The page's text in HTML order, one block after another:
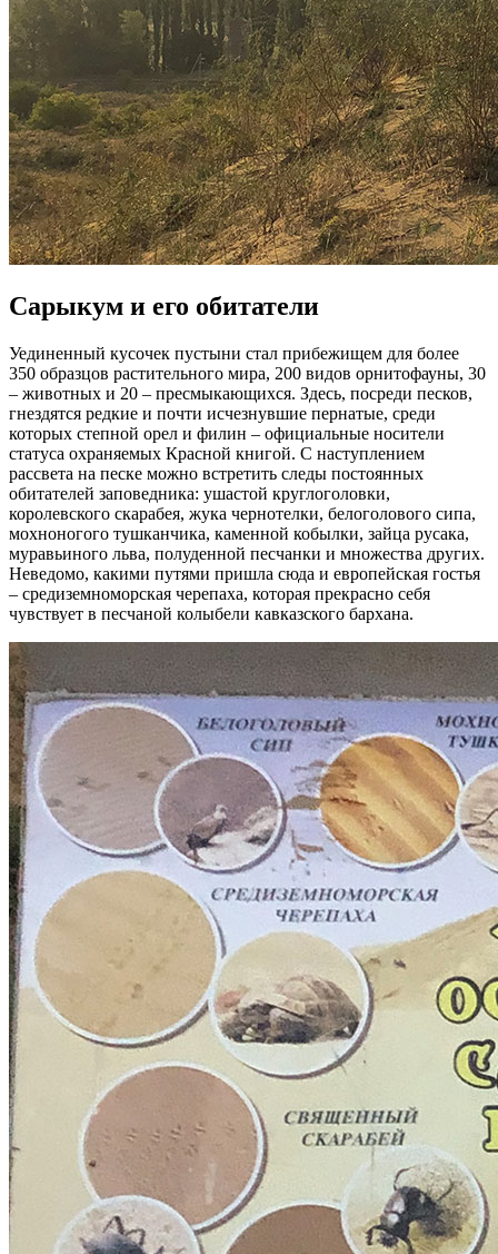
Сарыкум и его обитатели
Уединенный кусочек пустыни стал прибежищем для более
350 образцов растительного мира, 200 видов орнитофауны, 30
– животных и 20 – пресмыкающихся. Здесь, посреди песков,
гнездятся редкие и почти исчезнувшие пернатые, среди
которых степной орел и филин – официальные носители
статуса охраняемых Красной книгой. С наступлением
рассвета на песке можно встретить следы постоянных
обитателей заповедника: ушастой круглоголовки,
королевского скарабея, жука чернотелки, белоголового сипа,
мохноногого тушканчика, каменной кобылки, зайца русака,
муравьиного льва, полуденной песчанки и множества других.
Неведомо, какими путями пришла сюда и европейская гостья
– средиземноморская черепаха, которая прекрасно себя
чувствует в песчаной колыбели кавказского бархана.